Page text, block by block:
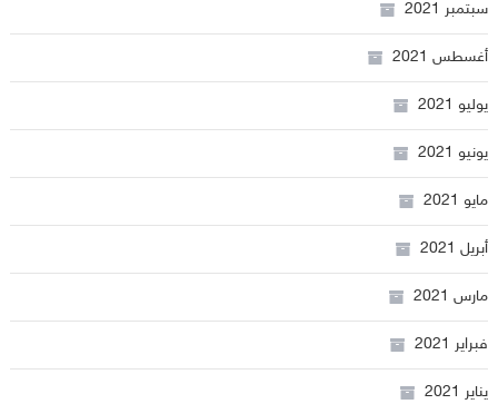
سبتمبر 2021
أغسطس 2021
يوليو 2021
يونيو 2021
مايو 2021
أبريل 2021
مارس 2021
فبراير 2021
يناير 2021